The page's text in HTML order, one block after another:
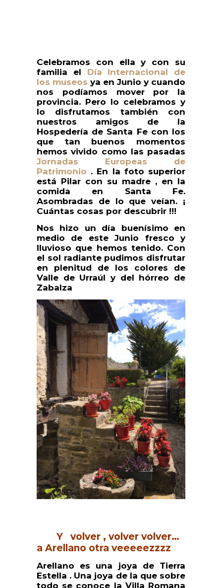
Celebramos con ella y con su
familia el Día Internacional de
los museos ya en Junio y cuando
nos podíamos mover por la
provincia. Pero lo celebramos y
lo disfrutamos también con
nuestros amigos de la
Hospedería de Santa Fe con los
que tan buenos momentos
hemos vivido como las pasadas
Jornadas Europeas de
Patrimonio . En la foto superior
está Pilar con su madre , en la
comida en Santa Fe.
Asombradas de lo que veían. ¡
Cuántas cosas por descubrir !!!
Nos hizo un día buenísimo en
medio de este Junio fresco y
lluvioso que hemos tenido. Con
el sol radiante pudimos disfrutar
en plenitud de los colores de
Valle de Urraúl y del hórreo de
Zabalza
Y volver , volver volver…
a Arellano otra veeeeezzzz
Arellano es una joya de Tierra
Estella . Una joya de la que sobre
todo se conoce la Villa Romana